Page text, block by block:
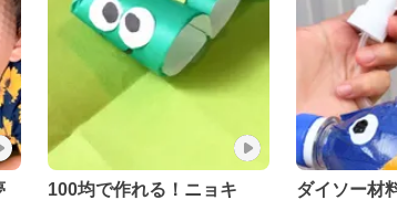
100均で作れる！ニョキ
ダイソー材